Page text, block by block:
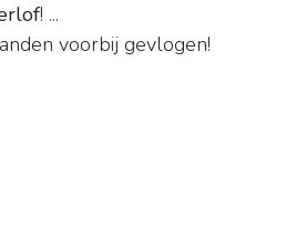
! ...
voorbij gevlogen!